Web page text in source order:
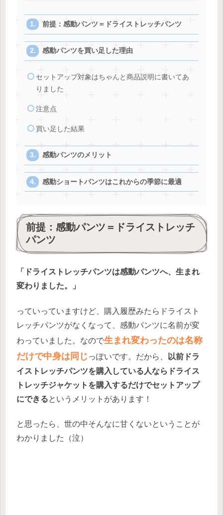
前提：感動パンツ＝ドライストレッチパンツ
感動パンツを買い足した理由
セットアップ対象はちゃんと商品説明に書いてあ
りました
注意点
買い足した結果
感動パンツのメリット
感動ショートパンツはこれからの季節に最適
前提：感動パンツ＝ドライストレッチ
パンツ
「ドライストレッチパンツは感動パンツへ、生まれ
変わりました。」
っていっていますけど、購入履歴みたらドライスト
レッチパンツがなくなって、感動パンツに名前が変
わっていました。なので生まれ変わったのは名称
だけで中身は同じ っぽいです。だから、
以前ドラ
イストレッチパンツを購入している人ならドライス
トレッチジャケットを購入するだけでセットアップ
にできるというメリットがあります！
と思ったら、世の中そんなに甘くないということが
わかりました（泣）